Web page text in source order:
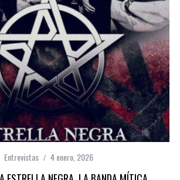
Entrevistas 4 enero, 2026